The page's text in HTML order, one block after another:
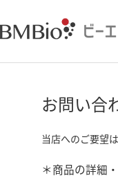
お問い合
当店へのご要望
＊商品の詳細